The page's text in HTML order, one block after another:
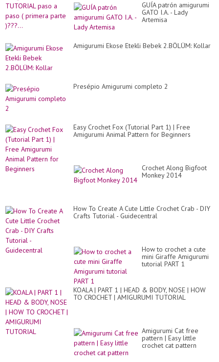
GUÍA patrón amigurumi
GATO I.A. - Lady
Artemisa
Amigurumi Ekose Etekli Bebek 2.BÖLÜM: Kollar
Presépio Amigurumi completo 2
Easy Crochet Fox (Tutorial Part 1) | Free
Amigurumi Animal Pattern for Beginners
Crochet Along Bigfoot
Monkey 2014
How To Create A Cute Little Crochet Crab - DIY
Crafts Tutorial - Guidecentral
How to crochet a cute
mini Giraffe Amigurumi
tutorial PART 1
KOALA | PART 1 | HEAD & BODY, NOSE | HOW
TO CROCHET | AMIGURUMI TUTORIAL
Amigurumi Cat free
pattern | Easy little
crochet cat pattern